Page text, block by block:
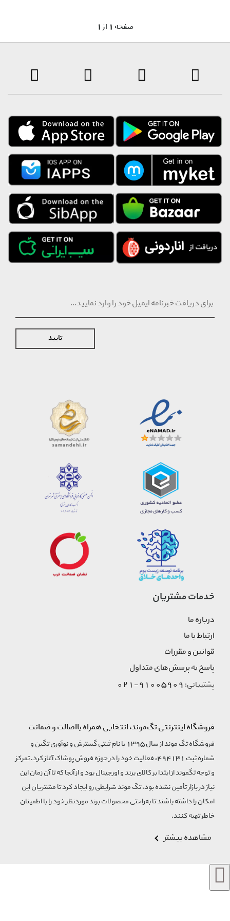
1 صفحه 1 از
تایید
خدمات مشتریان
درباره ما
ارتباط با ما
قوانین و مقررات
پاسخ به پرسش‌های متداول
پشتیبانی:91005909-021
فروشگاه اینترنتی تگ‌موند، انتخابی همراه بااصالت و ضمانت
فروشگاه تگ موند از سال 1395 با نام ثبتی گسترش و نوآوری تگین و
شماره ثبت 494131، فعالیت خود را در حوزه فروش پوشاک آغاز کرد. تمرکز
و توجه تگموند از ابتدا بر کالای برند و اورجینال بود و از آنجا که تا آن زمان این
نیاز در بازار تأمین نشده بود، تگ موند شرایطی رو ایجاد کرد تا مشتریان این
امکان را داشته باشند تا به‌راحتی محصولات برند مورد‌نظر خود را با اطمینان
خاطر تهیه کنند.
مشاهده بیشتر